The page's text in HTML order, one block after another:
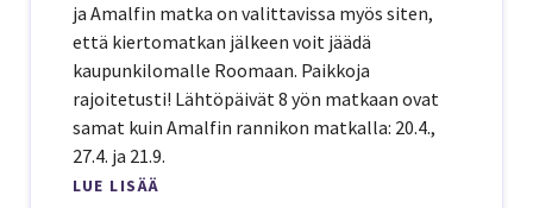
ja Amalfin matka on valittavissa myös siten,
että kiertomatkan jälkeen voit jäädä
kaupunkilomalle Roomaan. Paikkoja
rajoitetusti! Lähtöpäivät 8 yön matkaan ovat
samat kuin Amalfin rannikon matkalla: 20.4.,
27.4. ja 21.9.
LUE LISÄÄ